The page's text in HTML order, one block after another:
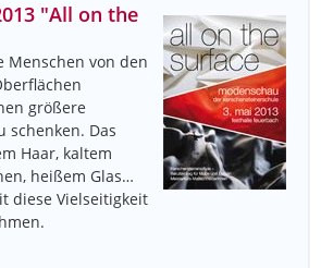
"All on the
Menschen von den
größere
schenken. Das
Haar, kaltem
heißem Glas…
diese Vielseitigkeit